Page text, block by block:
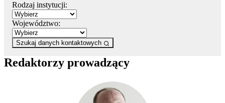
Rodzaj instytucji:
Województwo:
Szukaj danych kontaktowych
Redaktorzy prowadzący